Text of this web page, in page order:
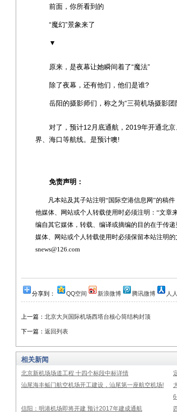
前面，你所看到的
“魔幻”景象来了
▼
原来，是夜幕让她瞬间着了“魔法”
除了夜幕，还有他们，他们是谁?
岳阳的摄影师们，称之为“三荷机场摄影团
对了，预计12月底通航，2019年开通北京
界、海口等航线。是预计噢!
免责声明：
凡本站及其子站注明“国际空港信息网”的稿件
他媒体、网站或个人转载使用时必须注明：“文章
编自其它媒体，转载、编译或摘编的目的在于传
媒体、网站或个人转载使用时必须保留本站注明
snews@126.com
分享到： QQ空间 新浪微博 腾讯微博 人
上一篇： 北京大兴国际机场西塔台核心筒结构封顶
下一篇： 返回列表
相关新闻
北京新机场场道工程 十四个标段中标详情
汕尾海丰鲘门航空机场开工建设，汕尾第一座航空机场!
信阳：明港机场即将开建 预计2017年建成通航